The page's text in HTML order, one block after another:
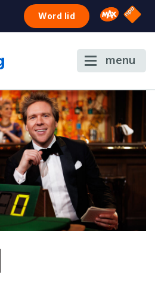
Word lid Omroep
NPO
menu